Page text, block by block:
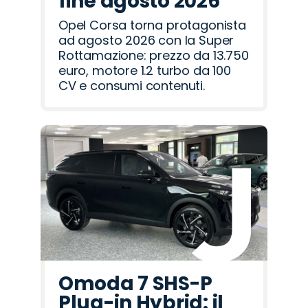
Opel Corsa torna protagonista
ad agosto 2026 con la Super
Rottamazione: prezzo da 13.750
euro, motore 1.2 turbo da 100
CV e consumi contenuti.
Omoda 7 SHS-P